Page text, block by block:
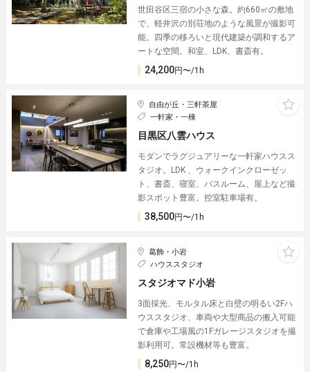
世田谷区三宿の小さな森。約660㎡の敷地
で、軽井沢の別荘地のような風景が撮影可
能。四季の移ろいと現代建築が調和するア
ートな空間。和室、LDK、書斎有。
24,200円〜/1h
自由が丘・三軒茶屋
一軒家・一棟
目黒区八雲ハウス
モダンでラグジュアリーな一軒家ハウスス
タジオ。LDK 、ウォークインクローゼッ
ト、書斎、寝室、バスルーム、屋上など撮
影スポット豊富。控室駐車場有。
38,500円〜/1h
葛飾・小岩
ハウススタジオ
スタジオマド小岩
3面採光、モルタル床と白壁の明るい2Fハ
ウススタジオ、車両や大型商品の搬入可能
で倉庫や工場風の1Fガレージスタジオを撮
影利用可。常設機材等も豊富。
8,250円〜/1h